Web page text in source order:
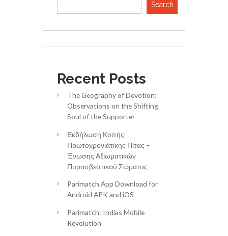
Search
Recent Posts
The Geography of Devotion:
Observations on the Shifting
Soul of the Supporter
Εκδήλωση Κοπής
Πρωτοχρονιάτικης Πίτας –
Ένωσης Αξιωματικών
Πυροσβεστικού Σώματος
Parimatch App Download for
Android APK and iOS
Parimatch: Indias Mobile
Revolution